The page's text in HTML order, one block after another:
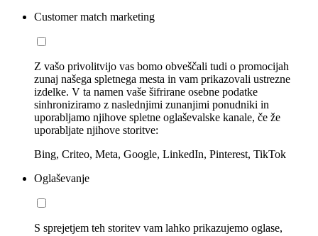
Customer match marketing
Z vašo privolitvijo vas bomo obveščali tudi o promocijah
zunaj našega spletnega mesta in vam prikazovali ustrezne
izdelke. V ta namen vaše šifrirane osebne podatke
sinhroniziramo z naslednjimi zunanjimi ponudniki in
uporabljamo njihove spletne oglaševalske kanale, če že
uporabljate njihove storitve:
Bing, Criteo, Meta, Google, LinkedIn, Pinterest, TikTok
Oglaševanje
S sprejetjem teh storitev vam lahko prikazujemo oglase,